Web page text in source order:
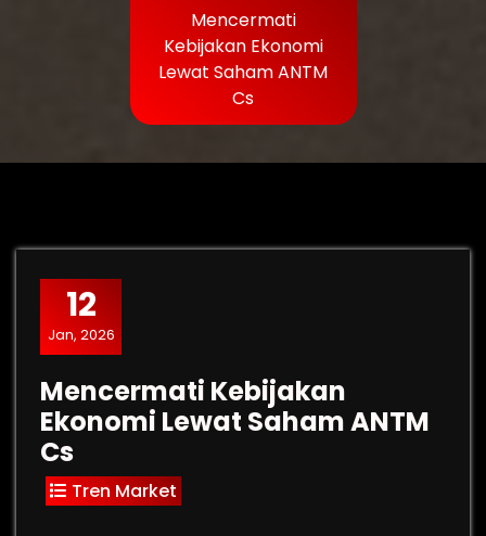
Mencermati
Kebijakan Ekonomi
Lewat Saham ANTM
Cs
12
Jan, 2026
Mencermati Kebijakan
Ekonomi Lewat Saham ANTM
Cs
Tren Market